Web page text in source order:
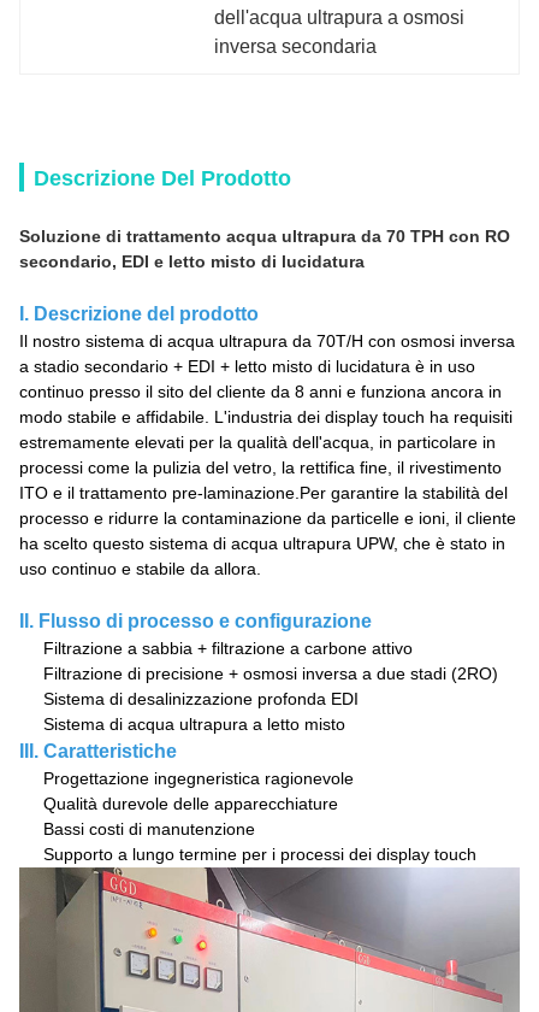
dell'acqua ultrapura a osmosi
inversa secondaria
Descrizione Del Prodotto
Soluzione di trattamento acqua ultrapura da 70 TPH con RO
secondario, EDI e letto misto di lucidatura
I. Descrizione del prodotto
Il nostro sistema di acqua ultrapura da 70T/H con osmosi inversa
a stadio secondario + EDI + letto misto di lucidatura è in uso
continuo presso il sito del cliente da 8 anni e funziona ancora in
modo stabile e affidabile. L'industria dei display touch ha requisiti
estremamente elevati per la qualità dell'acqua, in particolare in
processi come la pulizia del vetro, la rettifica fine, il rivestimento
ITO e il trattamento pre-laminazione. Per garantire la stabilità del
processo e ridurre la contaminazione da particelle e ioni, il cliente
ha scelto questo sistema di acqua ultrapura UPW, che è stato in
uso continuo e stabile da allora.
II. Flusso di processo e configurazione
Filtrazione a sabbia + filtrazione a carbone attivo
Filtrazione di precisione + osmosi inversa a due stadi (2RO)
Sistema di desalinizzazione profonda EDI
Sistema di acqua ultrapura a letto misto
III. Caratteristiche
Progettazione ingegneristica ragionevole
Qualità durevole delle apparecchiature
Bassi costi di manutenzione
Supporto a lungo termine per i processi dei display touch